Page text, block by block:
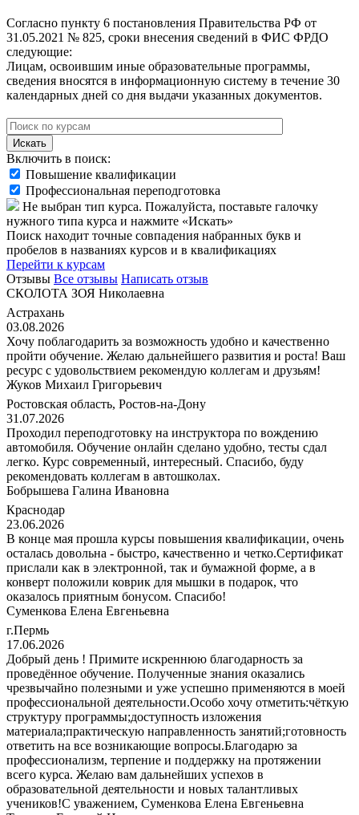
Согласно пункту 6 постановления Правительства РФ от
31.05.2021 № 825, сроки внесения сведений в ФИС ФРДО
следующие:
Лицам, освоившим иные образовательные программы,
сведения вносятся в информационную систему в течение 30
календарных дней со дня выдачи указанных документов.
Искать
Включить в поиск:
Повышение квалификации
Профессиональная переподготовка
Не выбран тип курса. Пожалуйста, поставьте галочку
нужного типа курса и нажмите «Искать»
Поиск находит точные совпадения набранных букв и
пробелов в названиях курсов и в квалификациях
Перейти к курсам
Отзывы Все отзывы Написать отзыв
СКОЛОТА ЗОЯ Николаевна
Астрахань
03.08.2026
Хочу поблагодарить за возможность удобно и качественно
пройти обучение. Желаю дальнейшего развития и роста! Ваш
ресурс с удовольствием рекомендую коллегам и друзьям!
Жуков Михаил Григорьевич
Ростовская область, Ростов-на-Дону
31.07.2026
Проходил переподготовку на инструктора по вождению
автомобиля. Обучение онлайн сделано удобно, тесты сдал
легко. Курс современный, интересный. Спасибо, буду
рекомендовать коллегам в автошколах.
Бобрышева Галина Ивановна
Краснодар
23.06.2026
В конце мая прошла курсы повышения квалификации, очень
осталась довольна - быстро, качественно и четко.Сертификат
прислали как в электронной, так и бумажной форме, а в
конверт положили коврик для мышки в подарок, что
оказалось приятным бонусом. Спасибо!
Суменкова Елена Евгеньевна
г.Пермь
17.06.2026
Добрый день ! Примите искреннюю благодарность за
проведённое обучение. Полученные знания оказались
чрезвычайно полезными и уже успешно применяются в моей
профессиональной деятельности.Особо хочу отметить:чёткую
структуру программы;доступность изложения
материала;практическую направленность занятий;готовность
ответить на все возникающие вопросы.Благодарю за
профессионализм, терпение и поддержку на протяжении
всего курса. Желаю вам дальнейших успехов в
образовательной деятельности и новых талантливых
учеников!С уважением, Суменкова Елена Евгеньевна